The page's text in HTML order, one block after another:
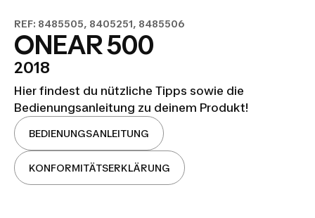
REF: 8485505, 8405251, 8485506
ONEAR 500
2018
Hier findest du nützliche Tipps sowie die
Bedienungsanleitung zu deinem Produkt!
BEDIENUNGSANLEITUNG
KONFORMITÄTSERKLÄRUNG